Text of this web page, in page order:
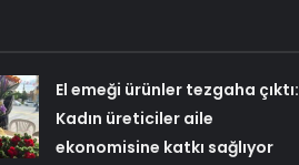
El emeği ürünler tezgaha çıktı:
Kadın üreticiler aile
ekonomisine katkı sağlıyor